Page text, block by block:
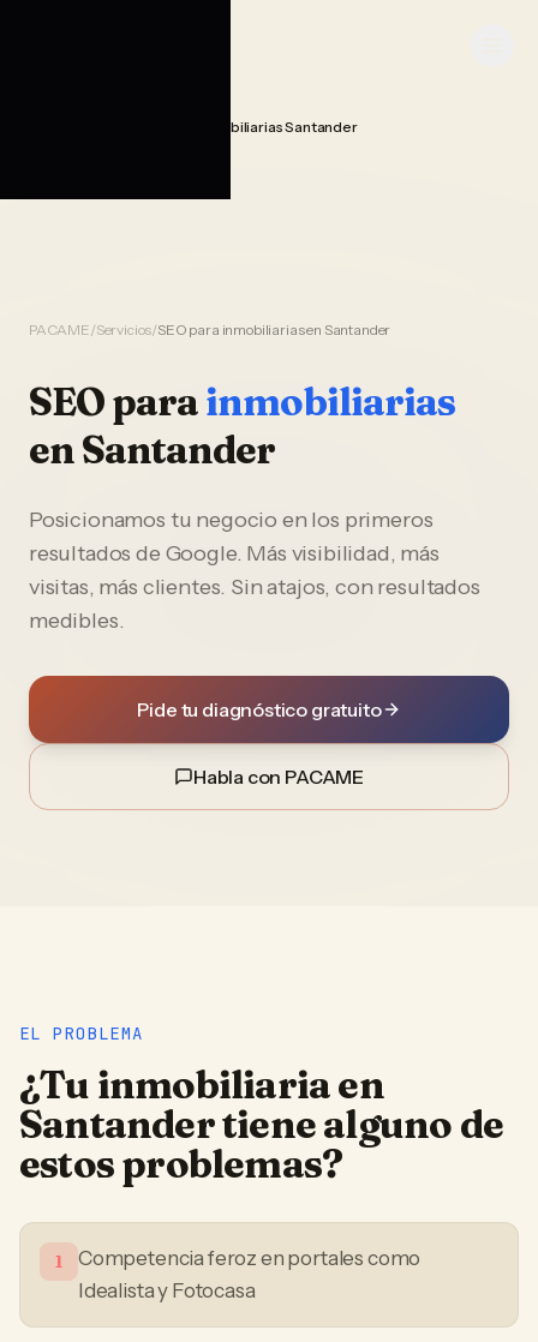
Seo Posicionamiento Inmobiliarias Santander
PACAME/Servicios/SEO para inmobiliarias en Santander
SEOparainmobiliarias
enSantander
Posicionamos tu negocio en los primeros
resultados de Google. Más visibilidad, más
visitas, más clientes. Sin atajos, con resultados
medibles.
Pide tu diagnóstico gratuito
Habla con PACAME
EL PROBLEMA
¿Tu inmobiliariaen
Santandertiene alguno de
estos problemas?
1
Competencia feroz en portales como
Idealista y Fotocasa